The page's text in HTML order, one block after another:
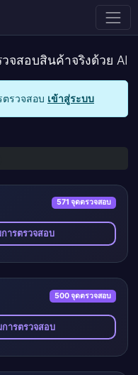
จสอบสินค้าจริงด้วย AI
ตรวจสอบ เข้าสู่ระบบ
571 จุดตรวจสอบ
การตรวจสอบ
500 จุดตรวจสอบ
การตรวจสอบ